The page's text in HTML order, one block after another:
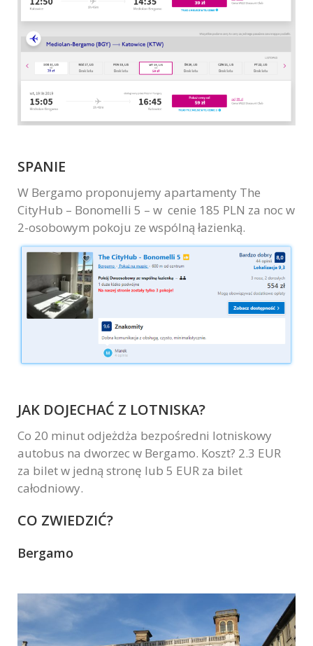
SPANIE
W Bergamo proponujemy apartamenty The
CityHub – Bonomelli 5 – w cenie 185 PLN za noc w
2-osobowym pokoju ze wspólną łazienką.
JAK DOJECHAĆ Z LOTNISKA?
Co 20 minut odjeżdża bezpośredni lotniskowy
autobus na dworzec w Bergamo. Koszt? 2.3 EUR
za bilet w jedną stronę lub 5 EUR za bilet
całodniowy.
CO ZWIEDZIĆ?
Bergamo